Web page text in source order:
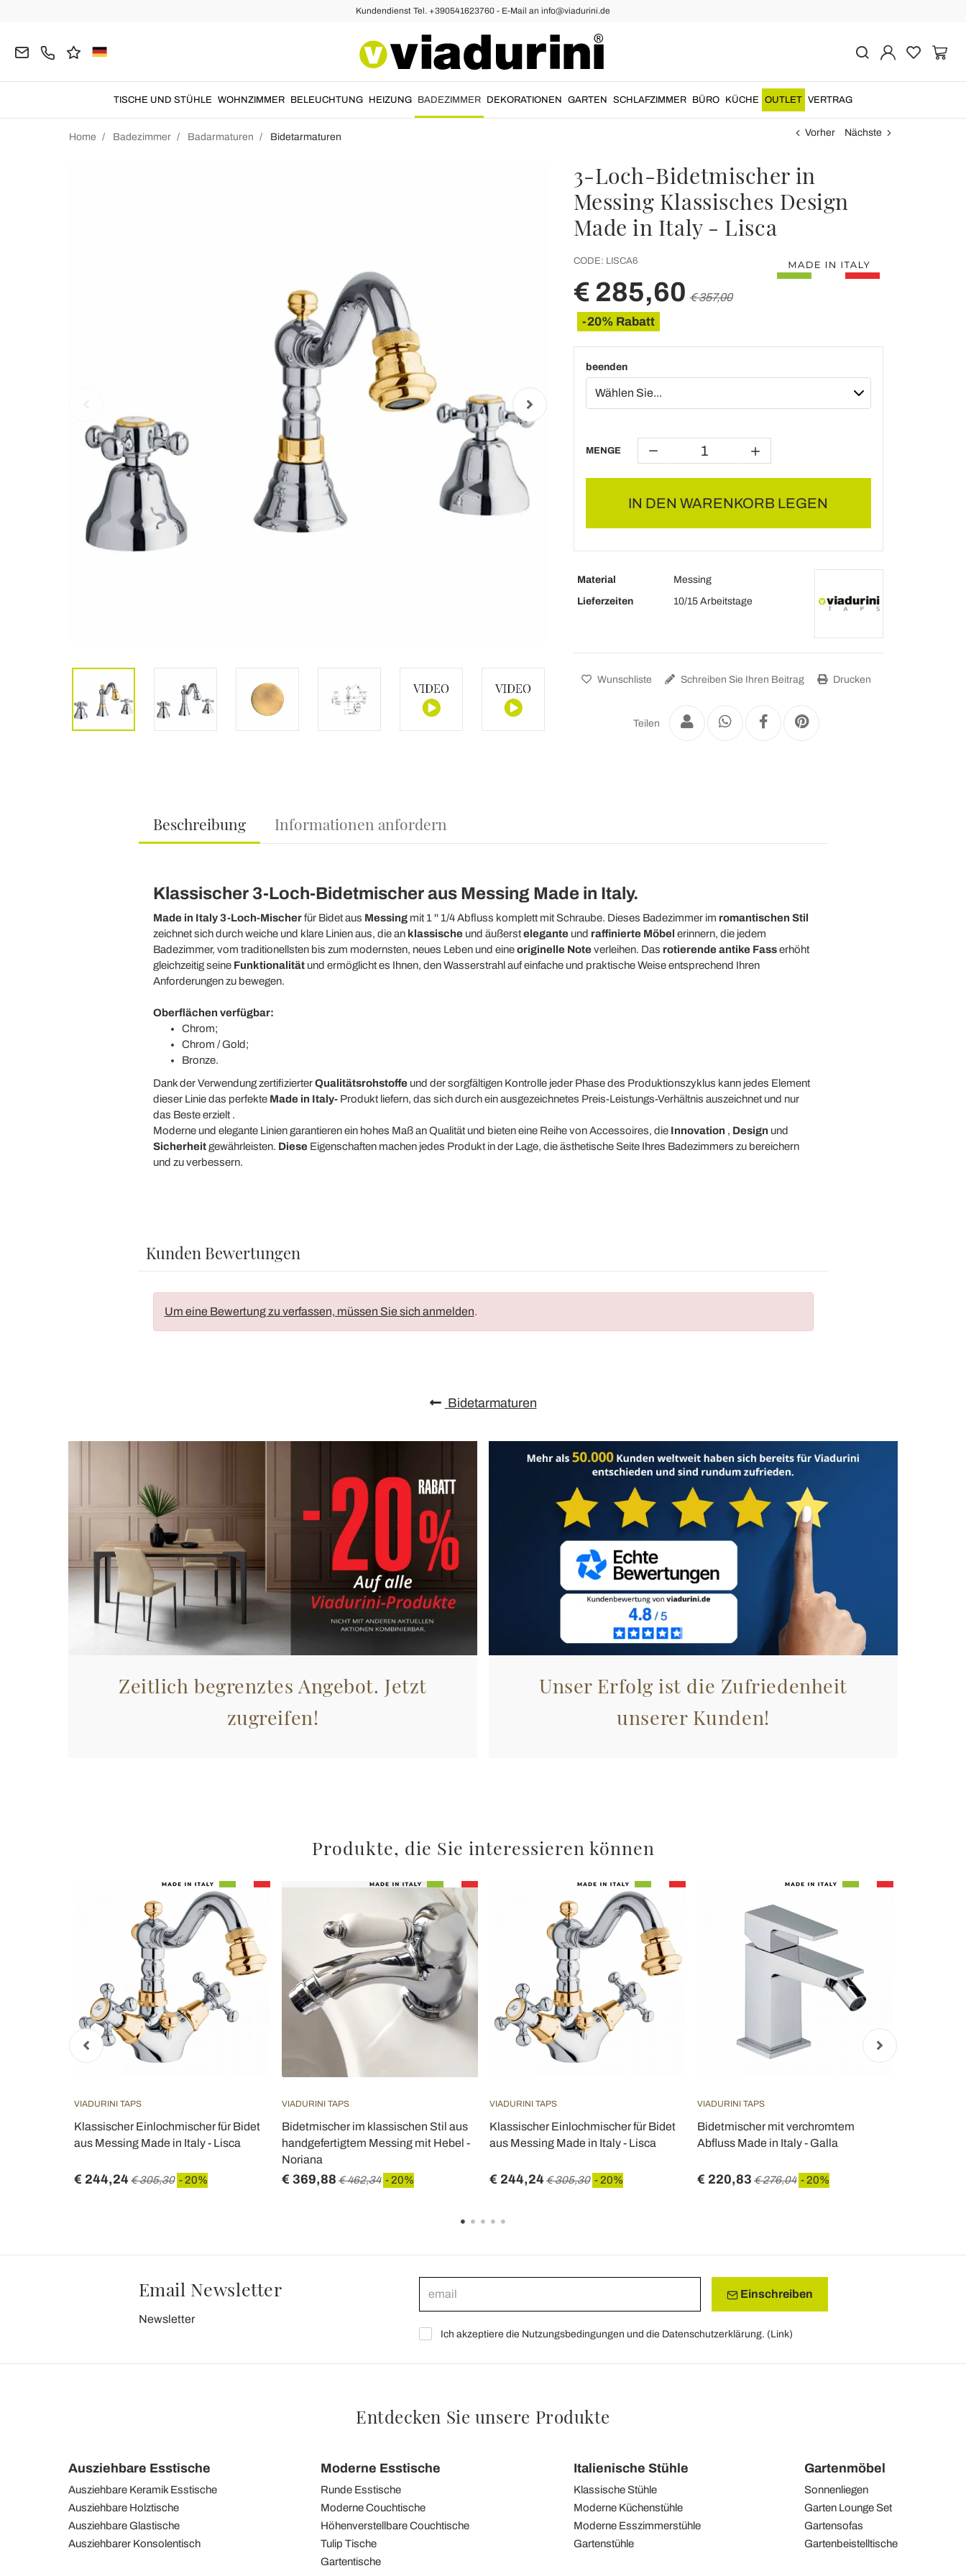
Kundendienst Tel. +390541623760 - E-Mail an info@viadurini.de
TISCHE UND STÜHLE WOHNZIMMER BELEUCHTUNG HEIZUNG BADEZIMMER DEKORATIONEN GARTEN SCHLAFZIMMER BÜRO KÜCHE OUTLET VERTRAG
Home Badezimmer Badarmaturen Bidetarmaturen Vorher Nächste
3-Loch-Bidetmischer in
Messing Klassisches Design
Made in Italy - Lisca
CODE: LISCA6
€ 285,60 € 357,00
-20% Rabatt
beenden
MENGE
IN DEN WARENKORB LEGEN
Material
Messing
Lieferzeiten
10/15 Arbeitstage
Wunschliste Schreiben Sie Ihren Beitrag Drucken
Teilen
Beschreibung Informationen anfordern
Klassischer 3-Loch-Bidetmischer aus Messing Made in Italy.
Made in Italy 3-Loch-Mischerfür Bidet aus Messingmit 1 '' 1/4 Abfluss komplett mit Schraube. Dieses Badezimmer im romantischen Stil
zeichnet sich durch weiche und klare Linien aus, die an klassischeund äußersteleganteund raffinierte Möbel erinnern, die jedem
Badezimmer, vom traditionellsten bis zum modernsten, neues Leben und eineoriginelle Noteverleihen. Das rotierende antike Fasserhöht
gleichzeitig seine Funktionalitätund ermöglicht es Ihnen, den Wasserstrahl auf einfache und praktische Weise entsprechend Ihren
Anforderungen zu bewegen.
Oberflächen verfügbar:
Chrom;
Chrom / Gold;
Bronze.
Dank der Verwendung zertifizierterQualitätsrohstoffeund der sorgfältigen Kontrolle jeder Phase des Produktionszyklus kann jedes Element
dieser Linie das perfekte Made in Italy-Produkt liefern, das sich durch ein ausgezeichnetes Preis-Leistungs-Verhältnis auszeichnet und nur
das Beste erzielt .
Moderne und elegante Linien garantieren ein hohes Maß an Qualität und bieten eine Reihe von Accessoires, die Innovation , Design und
Sicherheitgewährleisten. DieseEigenschaften machen jedes Produkt in der Lage, die ästhetische Seite Ihres Badezimmers zu bereichern
und zu verbessern.
Kunden Bewertungen
Um eine Bewertung zu verfassen, müssen Sie sich anmelden.
Bidetarmaturen
Zeitlich begrenztes Angebot. Jetzt
zugreifen!
Unser Erfolg ist die Zufriedenheit
unserer Kunden!
Produkte, die Sie interessieren können
VIADURINI TAPS
Klassischer Einlochmischer für Bidet
aus Messing Made in Italy - Lisca
€ 244,24€ 305,30 - 20%
VIADURINI TAPS
Bidetmischer im klassischen Stil aus
handgefertigtem Messing mit Hebel -
Noriana
€ 369,88 € 462,34 - 20%
VIADURINI TAPS
Klassischer Einlochmischer für Bidet
aus Messing Made in Italy - Lisca
€ 244,24€ 305,30 - 20%
VIADURINI TAPS
Bidetmischer mit verchromtem
Abfluss Made in Italy - Galla
€ 220,83 € 276,04 - 20%
Email Newsletter
Newsletter
Einschreiben
Ich akzeptiere die Nutzungsbedingungen und die Datenschutzerklärung. (Link)
Entdecken Sie unsere Produkte
Ausziehbare Esstische
Ausziehbare Keramik Esstische
Ausziehbare Holztische
Ausziehbare Glastische
Ausziehbarer Konsolentisch
Moderne Esstische
Runde Esstische
Moderne Couchtische
Höhenverstellbare Couchtische
Tulip Tische
Gartentische
Italienische Stühle
Klassische Stühle
Moderne Küchenstühle
Moderne Esszimmerstühle
Gartenstühle
Gartenmöbel
Sonnenliegen
Garten Lounge Set
Gartensofas
Gartenbeistelltische